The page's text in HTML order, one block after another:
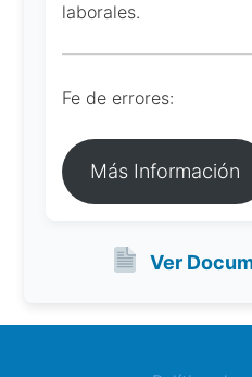
laborales.
Fe de errores:
Más Información
Ver